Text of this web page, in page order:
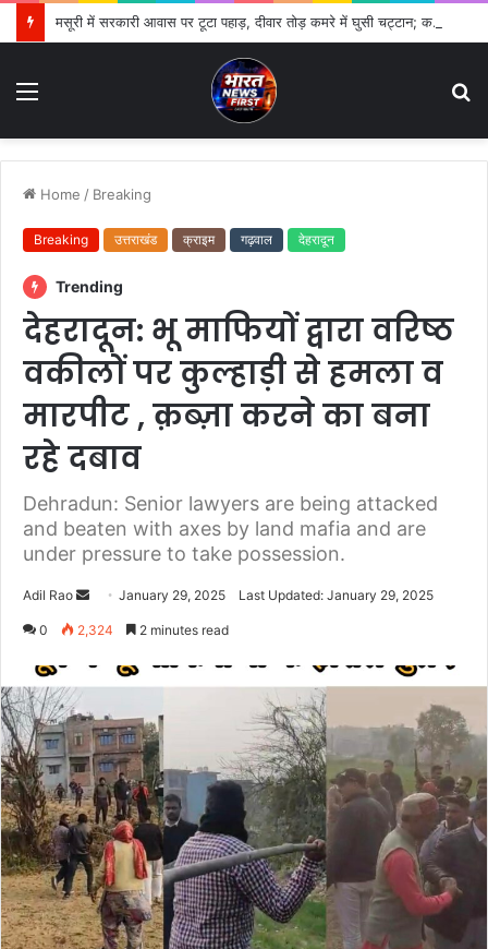
मसूरी में सरकारी आवास पर टूटा पहाड़, दीवार तोड़ कमरे में घुसी चट्टान; कर्मचारी का परिवार बाल-बाल बचा
Home / Breaking
Breaking उत्तराखंड क्राइम गढ़वाल देहरादून
Trending
देहरादून: भू माफियों द्वारा वरिष्ठ
वकीलों पर कुल्हाड़ी से हमला व
मारपीट , क़ब्ज़ा करने का बना
रहे दबाव
Dehradun: Senior lawyers are being attacked
and beaten with axes by land mafia and are
under pressure to take possession.
Adil Rao
e
d
n
e
m
a
i
l
January 29, 2025 Last Updated: January 29, 2025
0 2,324 2 minutes read